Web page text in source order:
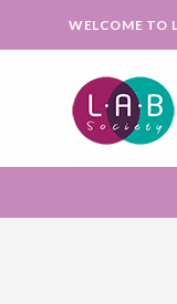
WELCOME TO